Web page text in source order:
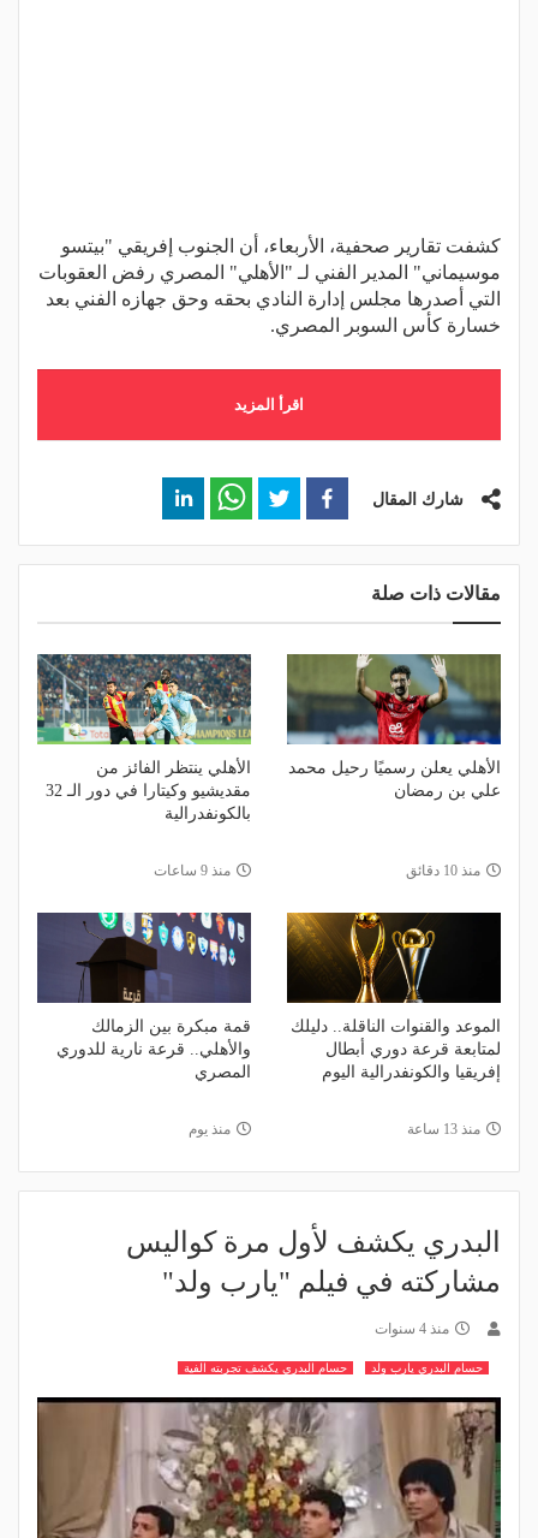
كشفت تقارير صحفية، الأربعاء، أن الجنوب إفريقي "بيتسو
موسيماني" المدير الفني لـ "الأهلي" المصري رفض العقوبات
التي أصدرها مجلس إدارة النادي بحقه وحق جهازه الفني بعد
خسارة كأس السوبر المصري.
اقرأ المزيد
شارك المقال
مقالات ذات صلة
الأهلي يعلن رسميًا رحيل محمد
علي بن رمضان
منذ 10 دقائق
الأهلي ينتظر الفائز من
مقديشيو وكيتارا في دور الـ 32
بالكونفدرالية
منذ 9 ساعات
الموعد والقنوات الناقلة.. دليلك
لمتابعة قرعة دوري أبطال
إفريقيا والكونفدرالية اليوم
منذ 13 ساعة
قمة مبكرة بين الزمالك
والأهلي.. قرعة نارية للدوري
المصري
منذ يوم
البدري يكشف لأول مرة كواليس
مشاركته في فيلم "يارب ولد"
منذ 4 سنوات
حسام البدري يارب ولد حسام البدري يكشف تجربته الفية